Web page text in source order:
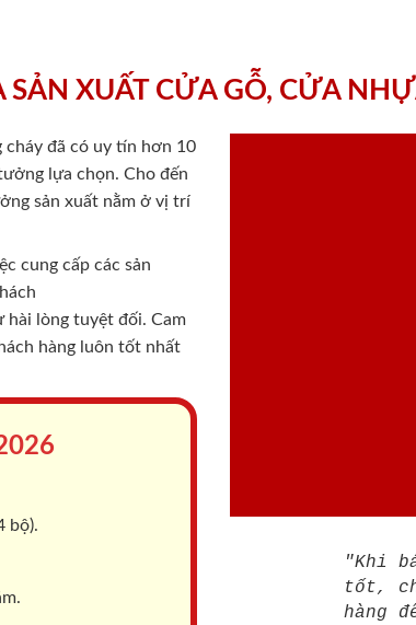
XUẤT CỬA GỖ, CỬA
cháy đã có uy tín hơn 10
lựa chọn. Cho đến
sản xuất nằm ở vị trí
cung cấp các sản
hài lòng tuyệt đối. Cam
hàng luôn tốt nhất
bộ).
"Khi
tốt,
hàng